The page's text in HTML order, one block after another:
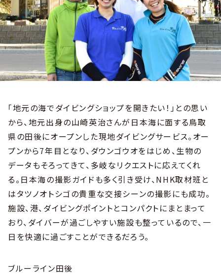
「地元の海でダイビングショップを開きたい！」との思い
から、地元出身の山崎英治さんが日本海に面する鳥取
県の田後にオープンした現地ダイビングサービス。オー
プンから7年目となり、ダウンゴウオをはじめ、生物の
データもそろってきて、多岐なリクエストに応えてくれ
る。日本海の撮影ガイドも多く引き受け、NHK取材班と
はタツノオトシゴの貴重な交接シーンの撮影にも成功。
施設、港、ダイビングポイントとコンパクトにまとまって
おり、ダイバーが過ごしやすい施設も整っているので、一
日を快適に過ごすことができるだろう。
ブルーライン田後